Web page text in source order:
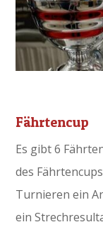
Fährtencup
Es gibt 6
des
Turnieren ein
ein